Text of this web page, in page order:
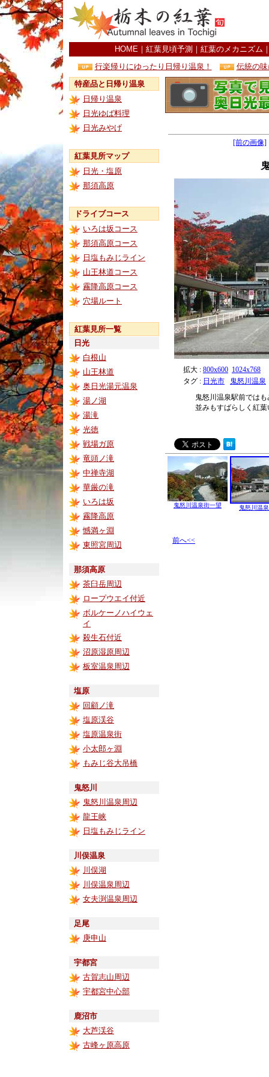
HOME ｜ 紅葉見頃予測 ｜ 紅葉のメカニズム
行楽帰りにゆったり日帰り温泉！
伝統の
特産品と日帰り温泉
日帰り温泉
日光ゆば料理
日光みやげ
紅葉見所マップ
日光・塩原
那須高原
ドライブコース
いろは坂コース
那須高原コース
日塩もみじライン
山王林道コース
霧降高原コース
穴場ルート
紅葉見所一覧
日光
白根山
山王林道
奥日光湯元温泉
湯ノ湖
湯滝
光徳
戦場ガ原
竜頭ノ滝
中禅寺湖
華厳の滝
いろは坂
霧降高原
憾満ヶ淵
東照宮周辺
那須高原
茶臼岳周辺
ロープウエイ付近
ボルケーノハイウェ
イ
殺生石付近
沼原湿原周辺
板室温泉周辺
塩原
回顧ノ滝
塩原渓谷
塩原温泉街
小太郎ヶ淵
もみじ谷大吊橋
鬼怒川
鬼怒川温泉周辺
龍王峡
日塩もみじライン
川俣温泉
川俣湖
川俣温泉周辺
女夫渕温泉周辺
足尾
庚申山
宇都宮
古賀志山周辺
宇都宮中心部
鹿沼市
大芦渓谷
古峰ヶ原高原
[前の画像]
拡大 : 800x600 1024x768
タグ : 日光市
鬼怒川温泉
鬼怒川温泉駅前では
並みもすばらしく紅
鬼怒川温泉街一望 鬼怒川温
前へ<<